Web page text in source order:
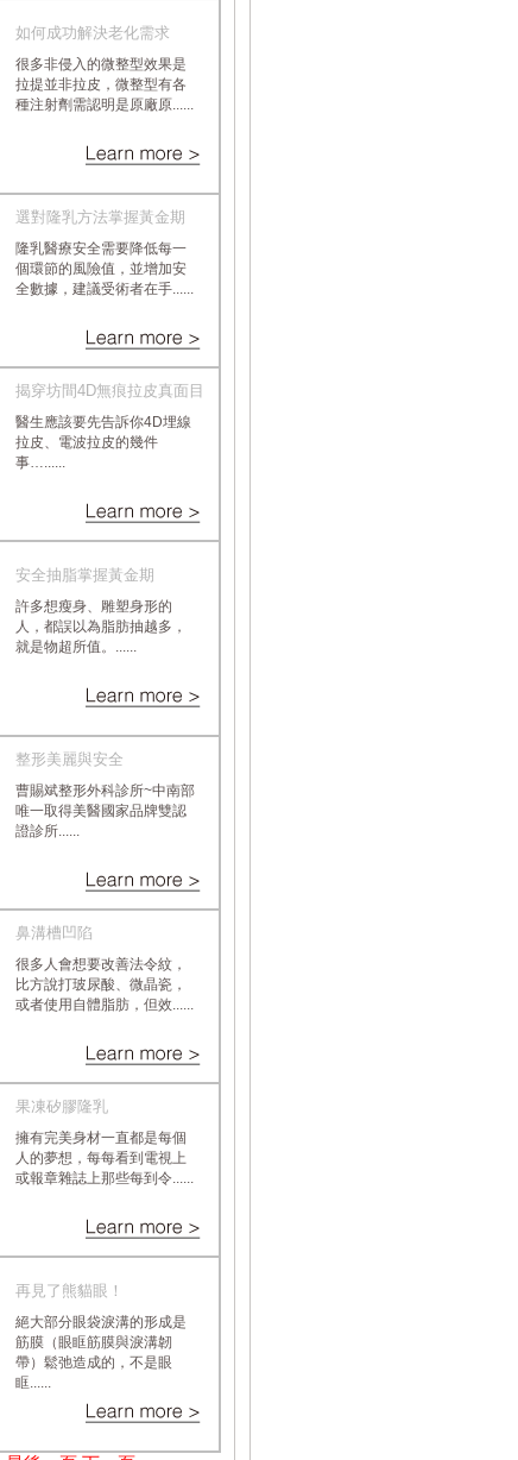
如何成功解決老化需求
很多非侵入的微整型效果是
拉提並非拉皮，微整型有各
種注射劑需認明是原廠原......
選對隆乳方法掌握黃金期
隆乳醫療安全需要降低每一
個環節的風險值，並增加安
全數據，建議受術者在手......
揭穿坊間4D無痕拉皮真面目
醫生應該要先告訴你4D埋線
拉皮、電波拉皮的幾件
事…......
安全抽脂掌握黃金期
許多想瘦身、雕塑身形的
人，都誤以為脂肪抽越多，
就是物超所值。......
整形美麗與安全
曹賜斌整形外科診所~中南部
唯一取得美醫國家品牌雙認
證診所......
鼻溝槽凹陷
很多人會想要改善法令紋，
比方說打玻尿酸、微晶瓷，
或者使用自體脂肪，但效......
果凍矽膠隆乳
擁有完美身材一直都是每個
人的夢想，每每看到電視上
或報章雜誌上那些每到令......
再見了熊貓眼！
絕大部分眼袋淚溝的形成是
筋膜（眼眶筋膜與淚溝韌
帶）鬆弛造成的，不是眼
眶......